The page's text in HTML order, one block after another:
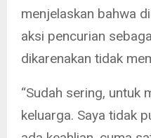
menjelaskan bahwa
aksi pencurian
dikarenakan tidak
“Sudah sering, untuk
keluarga. Saya tidak